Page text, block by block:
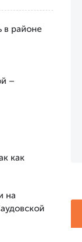
в районе
–
как
на